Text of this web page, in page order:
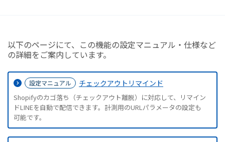
以下のページにて、この機能の設定マニュアル・仕様など
の詳細をご案内しています。
設定マニュアル チェックアウトリマインド
Shopifyのカゴ落ち（チェックアウト離脱）に対応して、リマイン
ドLINEを自動で配信できます。計測用のURLパラメータの設定も
可能です。